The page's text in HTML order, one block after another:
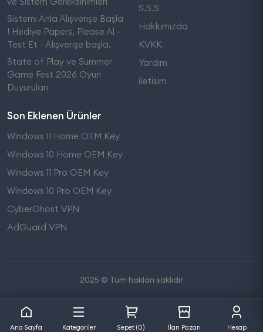
Ana Sayfa Kategoriler Sepet (0) İlan Pazarı Hesap
Sistemi Anla Alışverişe Başla
! Hediye Papers, Please Al -
Test Et - Alışverişe başla.
State of Play ve Summer
Game Fest 2026 Oyun
Duyuruları
S.S.S
Hakkımızda
KVKK
Yardım
iletisim
Son Eklenen Ürünler
Windows 11 Home OEM Key
Windows 10 Home OEM Key
Windows 11 Pro OEM Key
Windows 10 Pro OEM Key
CyberGhost VPN
AdGuard VPN
2025 © Tüm hakları saklıdır